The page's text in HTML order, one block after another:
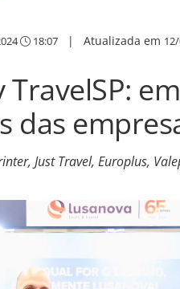
18:07 | Atualizada em
TravelSP:
das
Just Travel, Europlus,